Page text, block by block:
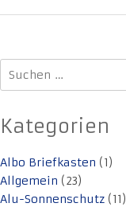
Suchen
nach:
Kategorien
Albo Briefkasten (1)
Allgemein (23)
Alu-Sonnenschutz (11)